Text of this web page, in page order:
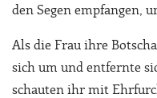
den Segen empfangen,
Als die Frau ihre
sich um und entfernte
schauten ihr mit